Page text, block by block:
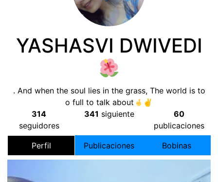
YASHASVI DWIVEDI
. And when the soul lies in the grass, The world is to
o full to talk about
✌
314
seguidores
341 siguiente
60
publicaciones
Perfil Publicaciones Bobinas